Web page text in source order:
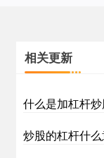
相关更新
什么是加杠杆
炒股的杠杆什